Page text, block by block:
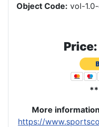
Object Code: vol-
Price:
More
https://